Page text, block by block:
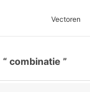
Vectoren
combinatie